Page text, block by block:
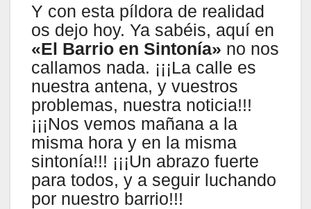
Y con esta píldora de realidad
os dejo hoy. Ya sabéis, aquí en
«El Barrio en Sintonía» no nos
callamos nada. ¡¡¡La calle es
nuestra antena, y vuestros
problemas, nuestra noticia!!!
¡¡¡Nos vemos mañana a la
misma hora y en la misma
sintonía!!! ¡¡¡Un abrazo fuerte
para todos, y a seguir luchando
por nuestro barrio!!!